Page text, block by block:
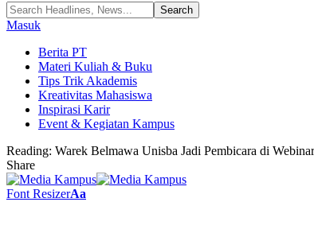
Masuk
Berita PT
Materi Kuliah & Buku
Tips Trik Akademis
Kreativitas Mahasiswa
Inspirasi Karir
Event & Kegiatan Kampus
Reading: Warek Belmawa Unisba Jadi Pembicara di
Share
Font ResizerAa